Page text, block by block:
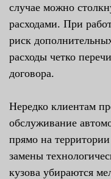
случае можно
расходами. При
риск
расходы четко
договора.
Нередко клиентам
обслуживание
прямо на
замены
кузова убираются